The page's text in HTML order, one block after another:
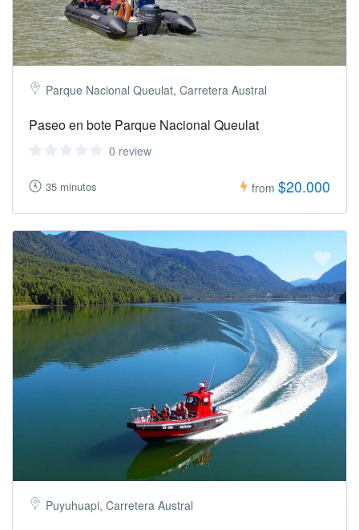
realizará el reembolso completo de lo pagado.
No será procedente ningún reclamo adicional
por parte del cliente.
Parque Nacional Queulat, Carretera Austral
Paseo en bote Parque Nacional Queulat
0 review
35 minutos from $20.000
Puyuhuapi, Carretera Austral